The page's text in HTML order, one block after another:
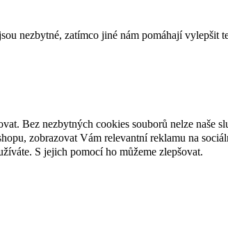
nezbytné, zatímco jiné nám pomáhají vylepšit
Bez nezbytných cookies souborů nelze naše
zobrazovat Vám relevantní reklamu na
S jejich pomocí ho můžeme zlepšovat.